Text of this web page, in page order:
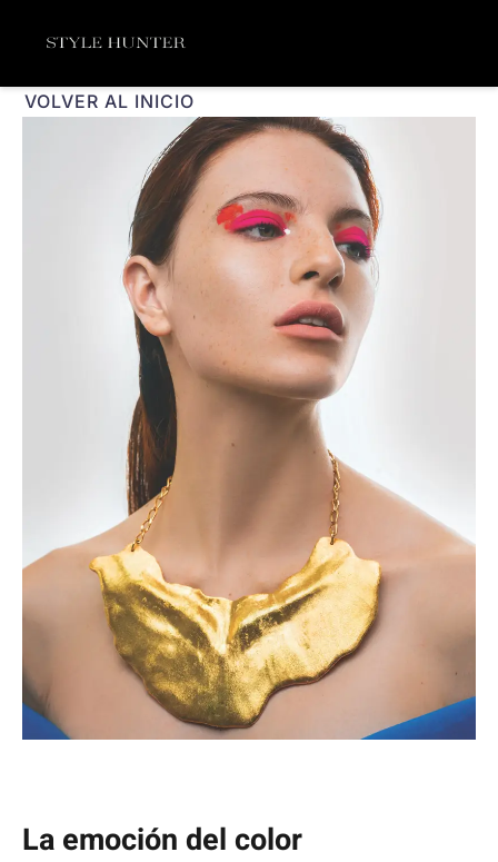
VOLVER AL INICIO
La emoción del color